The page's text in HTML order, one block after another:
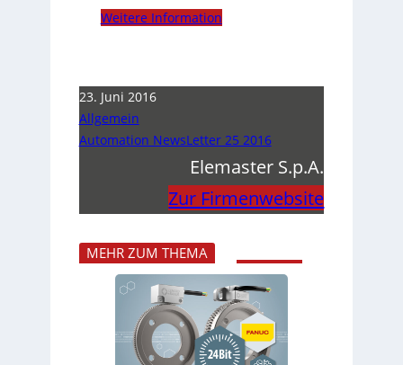
Weitere Information
23. Juni 2016
Allgemein
Automation NewsLetter 25 2016
Elemaster S.p.A.
Zur Firmenwebsite
MEHR ZUM THEMA